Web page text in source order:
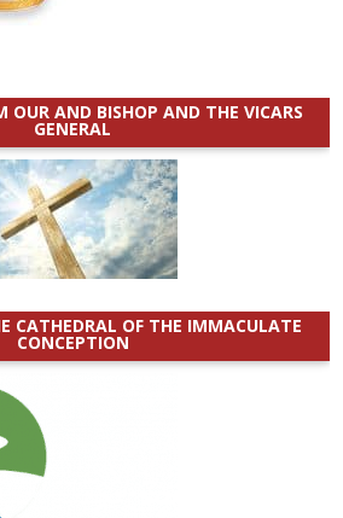
OUR AND BISHOP AND THE VICARS
GENERAL
CATHEDRAL OF THE IMMACULATE
CONCEPTION